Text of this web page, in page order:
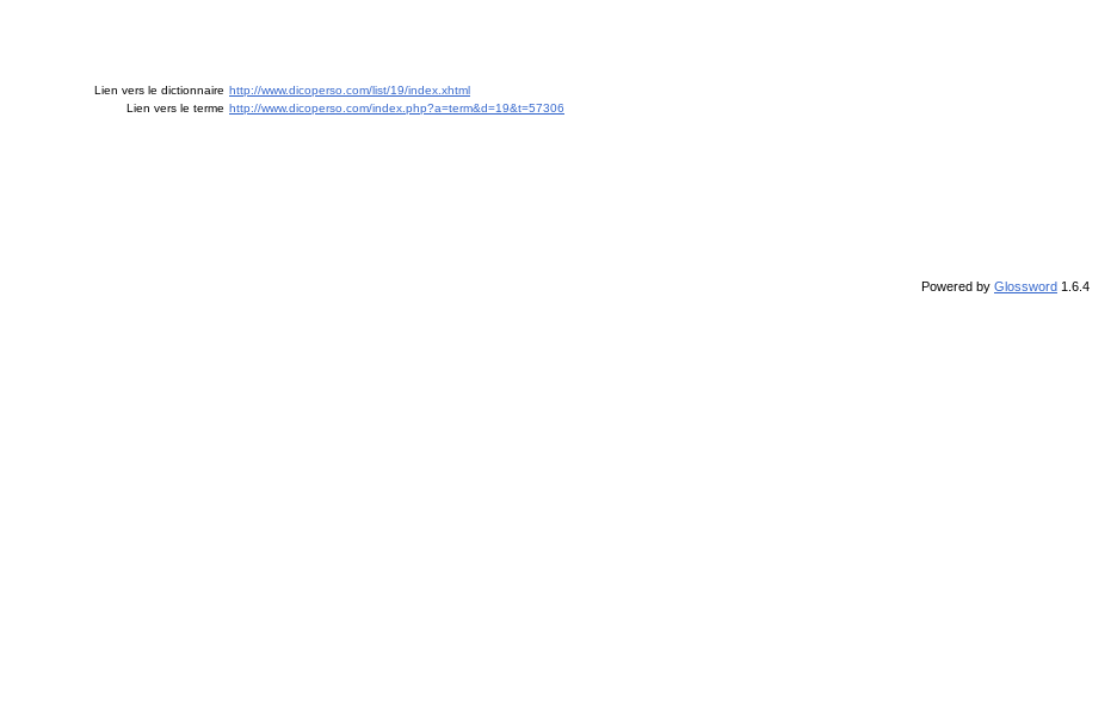
Lien vers le dictionnaire http://www.dicoperso.com/list/19/index.xhtml
Lien vers le terme http://www.dicoperso.com/index.php?a=term&d=19&t=57306
Powered by Glossword 1.6.4